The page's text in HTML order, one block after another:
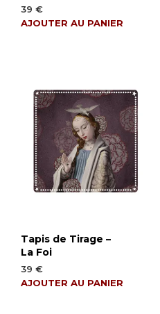
39 €
AJOUTER AU PANIER
Tapis de Tirage –
La Foi
39 €
AJOUTER AU PANIER